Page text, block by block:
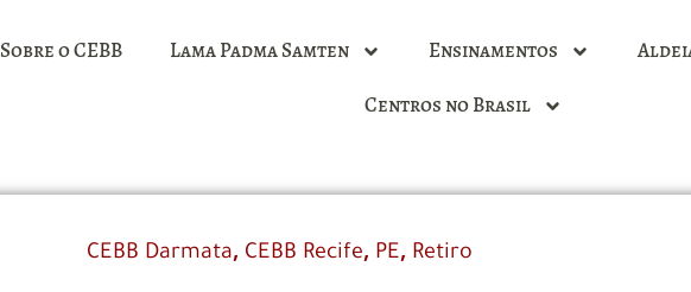
Sobre o CEBB Lama Padma Samten Ensinamentos
Centros no Brasil
CEBB Darmata, CEBB Recife, PE, Retiro